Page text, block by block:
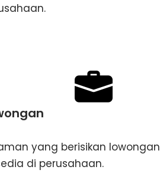
yang berisikan
di perusahaan.